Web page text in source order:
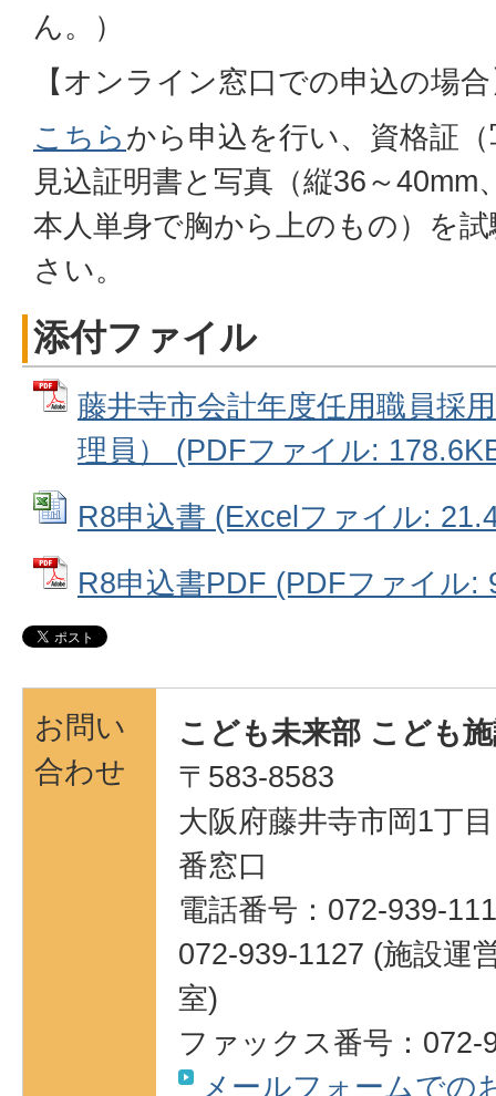
ん。）
【オンライン窓口での申込の場
こちらから申込を行い、資格証
見込証明書と写真（縦36～40mm
本人単身で胸から上のもの）を
さい。
添付ファイル
藤井寺市会計年度任用職員採
理員） (PDFファイル:
R8申込書 (Excelファイル:
R8申込書PDF (PDFファイル:
お問い
合わせ
こども未来部 こども
〒583-8583
大阪府藤井寺市岡1丁
番窓口
電話番号：072-939-
072-939-1127 (施設運
室)
ファックス番号：072-
メールフォームでの